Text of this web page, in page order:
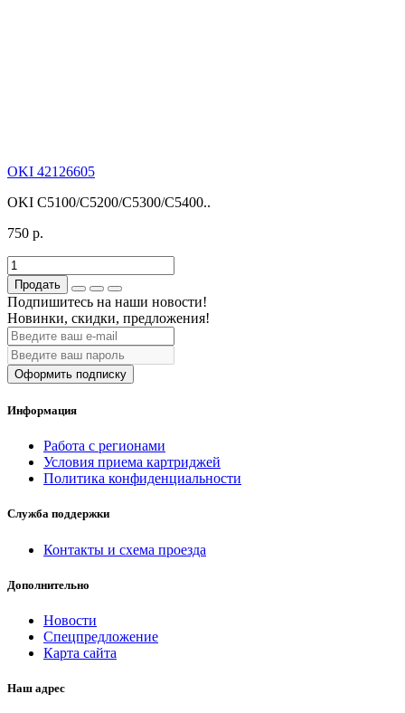
OKI 42126605
OKI C5100/C5200/C5300/C5400..
750 р.
Продать
Подпишитесь на наши новости!
Новинки, скидки, предложения!
Оформить подписку
Информация
Работа с регионами
Условия приема картриджей
Политика конфиденциальности
Служба поддержки
Контакты и схема проезда
Дополнительно
Новости
Спецпредложение
Карта сайта
Наш адрес